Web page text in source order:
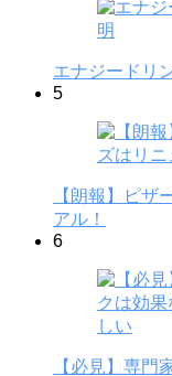
エナジードリ
5
【朗報】ピザ
アル！
6
【必見】専門